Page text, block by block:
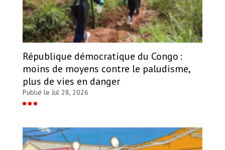
République démocratique du Congo :
moins de moyens contre le paludisme,
plus de vies en danger
Publié le Jul 28, 2026